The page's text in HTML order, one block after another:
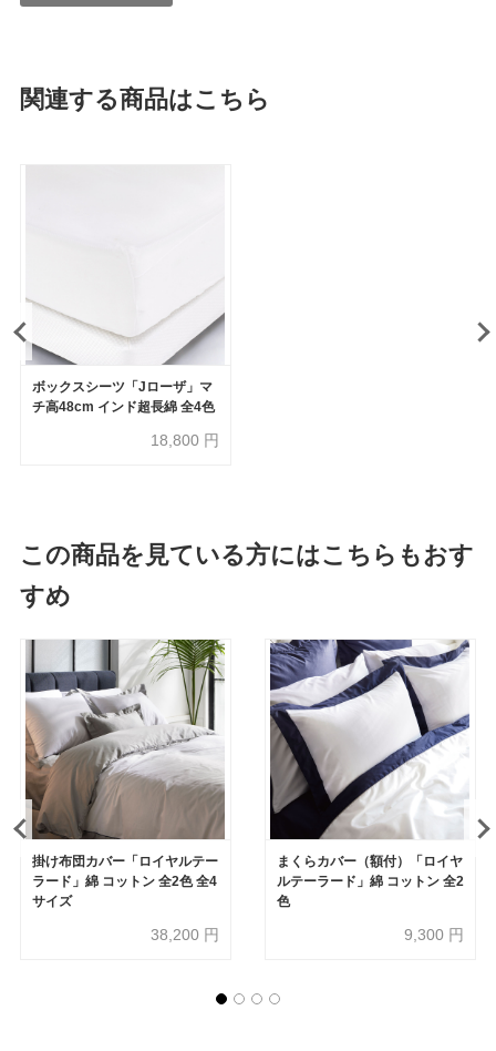
関連する商品はこちら
ボックスシーツ「Jローザ」マ
チ高48cm インド超長綿 全4色
18,800 円
この商品を見ている方にはこちらもおす
すめ
掛け布団カバー「ロイヤルテー
ラード」綿 コットン 全2色 全4
サイズ
38,200 円
まくらカバー（額付）「ロイヤ
ルテーラード」綿 コットン 全2
色
9,300 円